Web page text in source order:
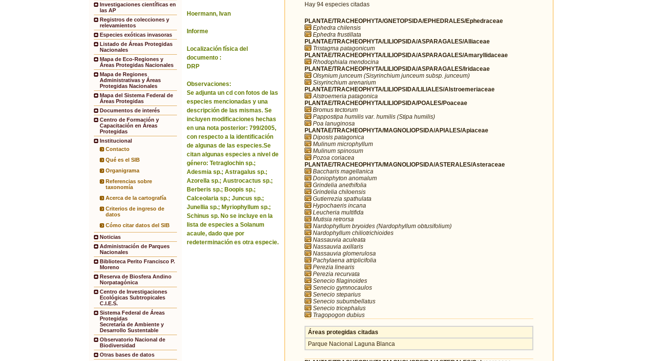
Investigaciones científicas en
las AP
Registros de colecciones y
relevamientos
Especies exóticas invasoras
Listado de Áreas Protegidas
Nacionales
Mapa de Eco-Regiones y
Áreas Protegidas Nacionales
Mapa de Regiones
Administrativas y Áreas
Protegidas Nacionales
Mapa del Sistema Federal de
Áreas Protegidas
Documentos de interés
Centro de Formación y
Capacitación en Áreas
Protegidas
Institucional
Contacto
Qué es el SIB
Organigrama
Referencias sobre
taxonomía
Acerca de la cartografía
Criterios de ingreso de
datos
Cómo citar datos del SIB
Noticias
Administración de Parques
Nacionales
Biblioteca Perito Francisco P.
Moreno
Reserva de Biosfera Andino
Norpatagónica
Centro de Investigaciones
Ecológicas Subtropicales
C.I.E.S.
Sistema Federal de Áreas
Protegidas
Secretaría de Ambiente y
Desarrollo Sustentable
Observatorio Nacional de
Biodiversidad
Otras bases de datos
Hoermann, Ivan
Informe
Localización física del
documento :
DRP
Observaciones:
Se adjunta un cd con fotos de las
especies mencionadas y una
descripción de las mismas. Se
incluyen modificaciones hechas
en una nota posterior: 799/2005,
con respecto a la identificación
de algunas de las especies.Se
citan algunas especies a nivel de
género: Tetraglochin sp.;
Adesmia sp.; Astragalus sp.;
Azorella sp.; Austrocactus sp.;
Berberis sp.; Boopis sp.;
Calceolaria sp.; Juncus sp.;
Junellia sp.; Myriophyllum sp.;
Schinus sp. No se incluye en la
lista de especies a Solanum
acaule, dado que por
redeterminación es otra especie.
Hay 94 especies citadas
PLANTAE/TRACHEOPHYTA/GNETOPSIDA/EPHEDRALES/Ephedraceae
Ephedra chilensis
Ephedra frustillata
PLANTAE/TRACHEOPHYTA/LILIOPSIDA/ASPARAGALES/Alliaceae
Tristagma patagonicum
PLANTAE/TRACHEOPHYTA/LILIOPSIDA/ASPARAGALES/Amaryllidaceae
Rhodophiala mendocina
PLANTAE/TRACHEOPHYTA/LILIOPSIDA/ASPARAGALES/Iridaceae
Olsynium junceum (Sisyrinchium junceum subsp. junceum)
Sisyrinchium arenarium
PLANTAE/TRACHEOPHYTA/LILIOPSIDA/LILIALES/Alstroemeriaceae
Alstroemeria patagonica
PLANTAE/TRACHEOPHYTA/LILIOPSIDA/POALES/Poaceae
Bromus tectorum
Pappostipa humilis var. humilis (Stipa humilis)
Poa lanuginosa
PLANTAE/TRACHEOPHYTA/MAGNOLIOPSIDA/APIALES/Apiaceae
Diposis patagonica
Mulinum microphyllum
Mulinum spinosum
Pozoa coriacea
PLANTAE/TRACHEOPHYTA/MAGNOLIOPSIDA/ASTERALES/Asteraceae
Baccharis magellanica
Doniophyton anomalum
Grindelia anethifolia
Grindelia chiloensis
Gutierrezia spathulata
Hypochaeris incana
Leucheria multifida
Mutisia retrorsa
Nardophyllum bryoides (Nardophyllum obtusifolium)
Nardophyllum chiliotrichioides
Nassauvia aculeata
Nassauvia axillaris
Nassauvia glomerulosa
Pachylaena atriplicifolia
Perezia linearis
Perezia recurvata
Senecio filaginoides
Senecio gymnocaulos
Senecio steparius
Senecio subumbellatus
Senecio tricephalus
Tragopogon dubius
Áreas protegidas citadas
Parque Nacional Laguna Blanca